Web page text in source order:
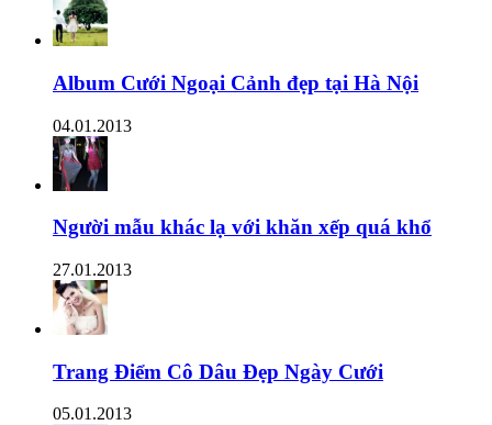
Album Cưới Ngoại Cảnh đẹp tại Hà Nội
04.01.2013
Người mẫu khác lạ với khăn xếp quá khổ
27.01.2013
Trang Điểm Cô Dâu Đẹp Ngày Cưới
05.01.2013